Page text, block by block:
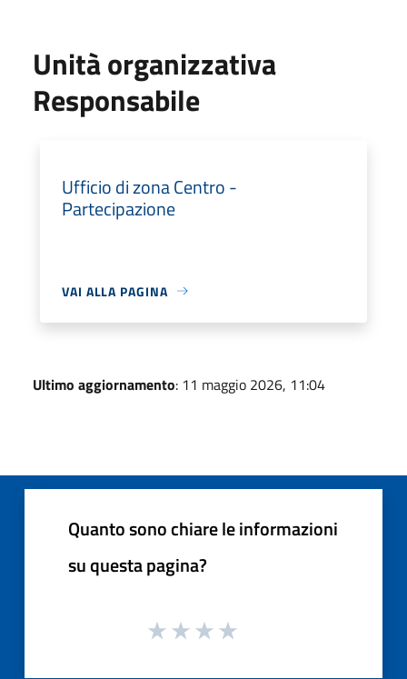
Unità organizzativa
Responsabile
Ufficio di zona Centro -
Partecipazione
VAI ALLA PAGINA
Ultimo aggiornamento: 11 maggio 2026, 11:04
Quanto sono chiare le informazioni
su questa pagina?